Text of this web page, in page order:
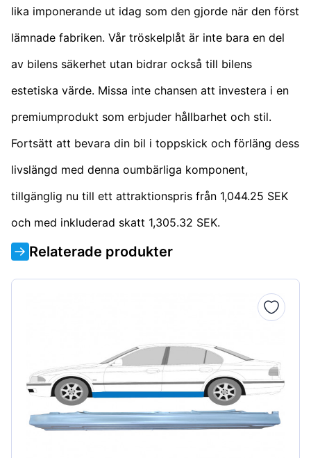
lika imponerande ut idag som den gjorde när den först
lämnade fabriken. Vår tröskelplåt är inte bara en del
av bilens säkerhet utan bidrar också till bilens
estetiska värde. Missa inte chansen att investera i en
premiumprodukt som erbjuder hållbarhet och stil.
Fortsätt att bevara din bil i toppskick och förläng dess
livslängd med denna oumbärliga komponent,
tillgänglig nu till ett attraktionspris från 1,044.25 SEK
och med inkluderad skatt 1,305.32 SEK.
Relaterade produkter